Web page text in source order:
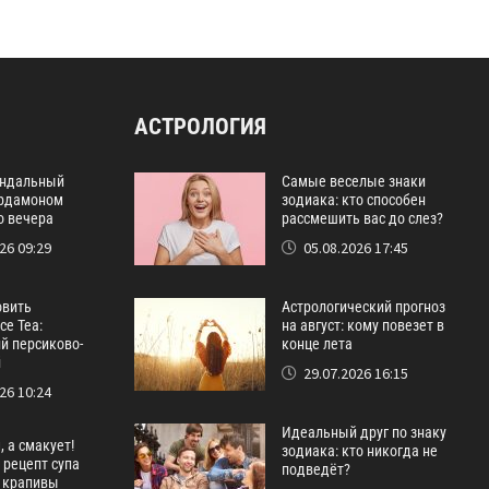
вечера
09:29
Tea:
персиково-
10:24
а смакует!
супа
АСТРОЛОГИЯ
Самые веселые знаки
зодиака: кто способен
рассмешить вас до слез?
05.08.2026 17:45
Астрологический прогноз
на август: кому повезет в
конце лета
29.07.2026 16:15
Идеальный друг по знаку
зодиака: кто никогда не
подведёт?